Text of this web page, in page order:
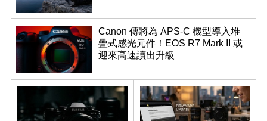
Canon 傳將為 APS-C 機型導入堆
疊式感光元件！EOS R7 Mark II 或
迎來高速讀出升級